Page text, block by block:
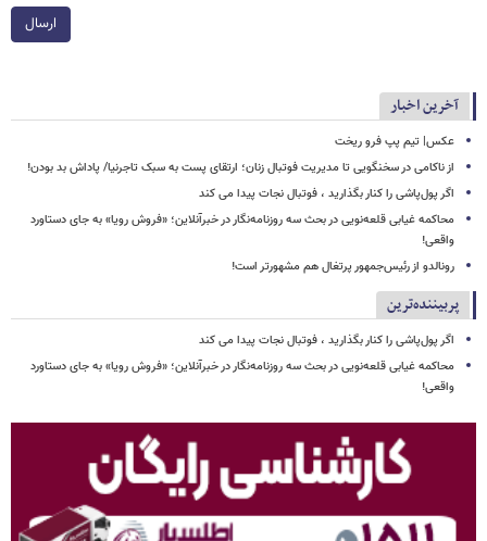
ارسال
آخرین اخبار
عکس| تیم پپ فرو ریخت
از ناکامی در سخنگویی تا مدیریت فوتبال زنان؛ ارتقای پست به سبک تاجرنیا/ پاداش بد بودن!
اگر پول‌پاشی را کنار بگذارید ، فوتبال نجات پیدا می کند
محاکمه غیابی قلعه‌نویی در بحث سه روزنامه‌نگار در خبرآنلاین؛ «فروش رویا» به جای دستاورد
واقعی!
رونالدو از رئیس‌جمهور پرتغال هم مشهورتر است!
پربیننده‌ترین
اگر پول‌پاشی را کنار بگذارید ، فوتبال نجات پیدا می کند
محاکمه غیابی قلعه‌نویی در بحث سه روزنامه‌نگار در خبرآنلاین؛ «فروش رویا» به جای دستاورد
واقعی!